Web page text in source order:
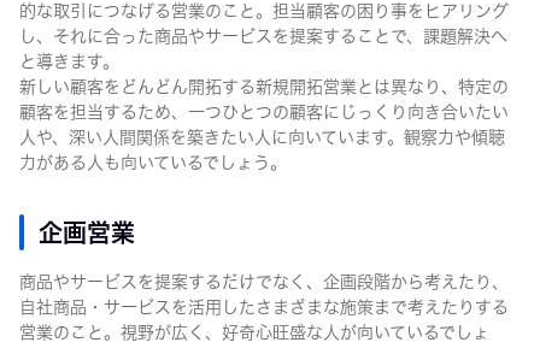
的な取引につなげる営業のこと。担当顧客の困り事をヒアリング
し、それに合った商品やサービスを提案することで、課題解決へ
と導きます。
新しい顧客をどんどん開拓する新規開拓営業とは異なり、特定の
顧客を担当するため、一つひとつの顧客にじっくり向き合いたい
人や、深い人間関係を築きたい人に向いています。観察力や傾聴
力がある人も向いているでしょう。
企画営業
商品やサービスを提案するだけでなく、企画段階から考えたり、
自社商品・サービスを活用したさまざまな施策まで考えたりする
営業のこと。視野が広く、好奇心旺盛な人が向いているでしょ